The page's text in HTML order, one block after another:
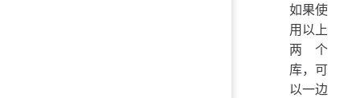
如果使
用以上
两个
库，可
以一边